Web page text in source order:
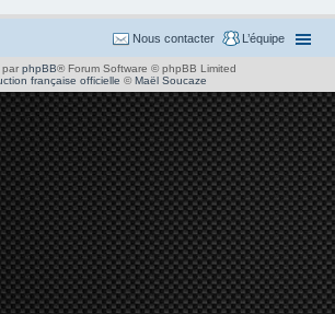
L’équipe
Nous contacter
par phpBB® Forum Software © phpBB Limited
française officielle ©Maël Soucaze